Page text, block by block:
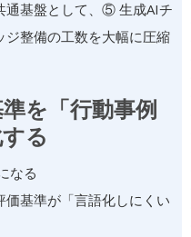
基盤として、⑤ 生成AIチ
ジ整備の工数を大幅に圧縮
を「行動事例
る
なる
価基準が「言語化しにくい